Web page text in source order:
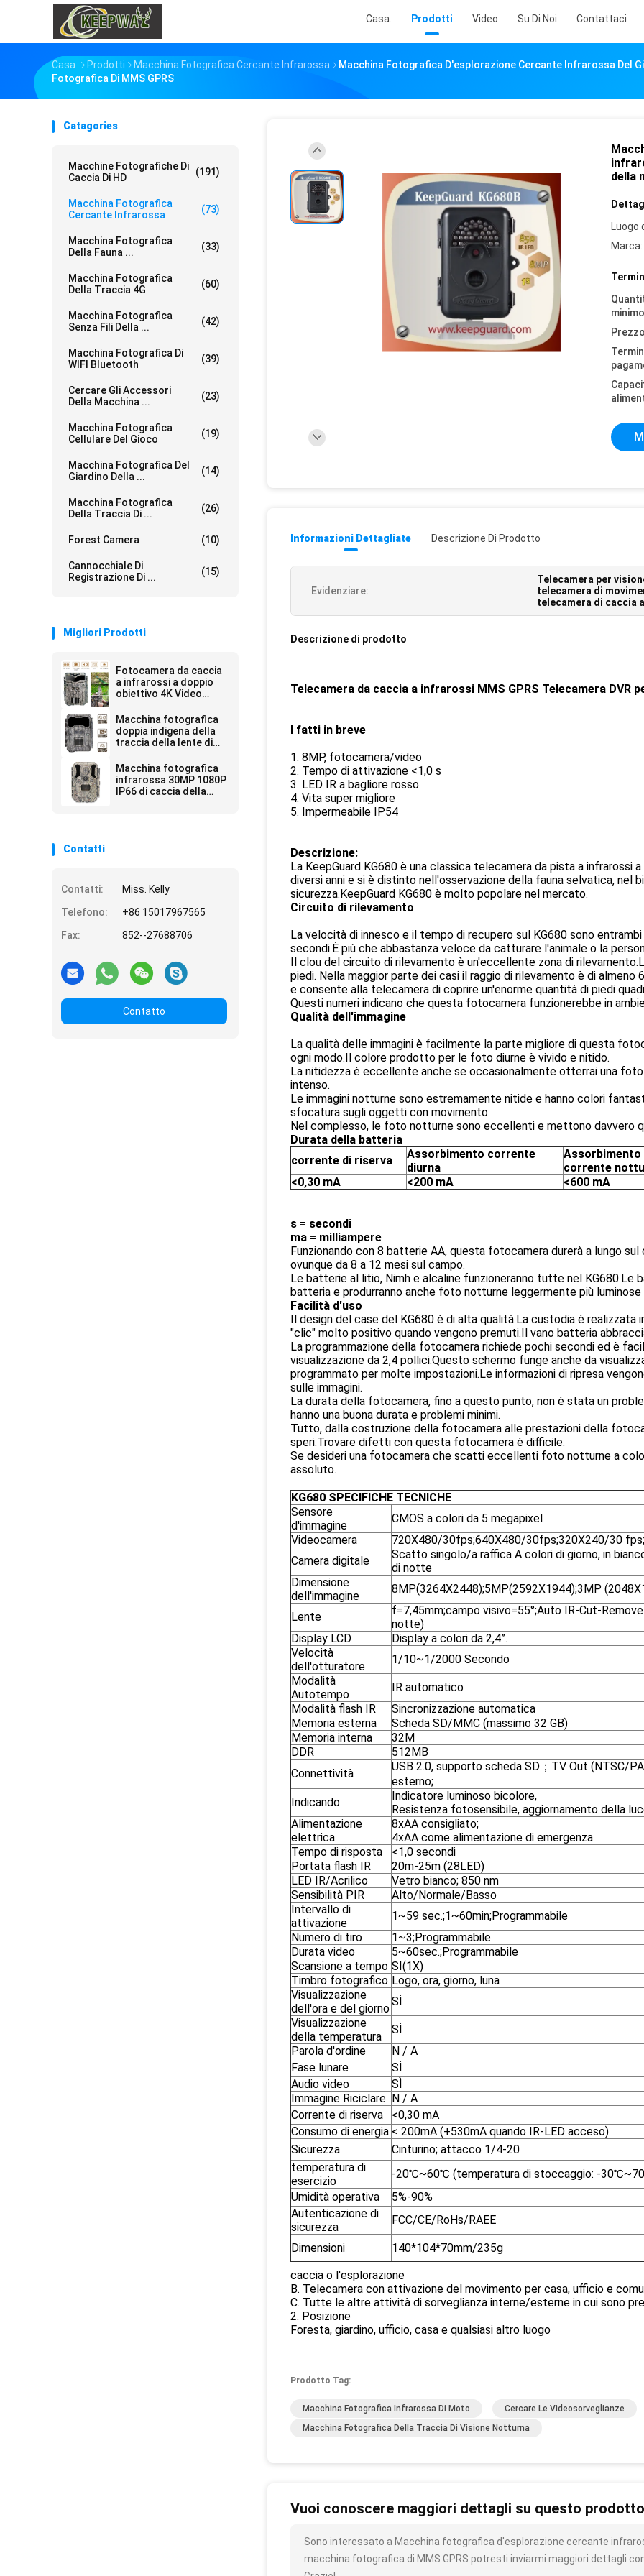
Casa. Prodotti Video Su Di Noi Contattaci
Casa Prodotti Macchina Fotografica Cercante Infrarossa
Macchina Fotografica D'esplorazione Cercante Infrarossa Del
Fotografica Di MMS GPRS
Catagories
Macchine Fotografiche Di
Caccia Di HD
(191)
Macchina Fotografica
Cercante Infrarossa
(73)
Macchina Fotografica
Della Fauna ...
(33)
Macchina Fotografica
Della Traccia 4G
(60)
Macchina Fotografica
Senza Fili Della ...
(42)
Macchina Fotografica Di
WIFI Bluetooth
(39)
Cercare Gli Accessori
Della Macchina ...
(23)
Macchina Fotografica
Cellulare Del Gioco
(19)
Macchina Fotografica Del
Giardino Della ...
(14)
Macchina Fotografica
Della Traccia Di ...
(26)
Forest Camera (10)
Cannocchiale Di
Registrazione Di ...
(15)
Migliori Prodotti
Fotocamera da caccia
a infrarossi a doppio
obiettivo 4K Video
Camera
Macchina fotografica
doppia indigena della
traccia della lente di
la macchina
fotografica della fauna
selvatica di visione
Macchina fotografica
infrarossa 30MP 1080P
IP66 di caccia della
Contatti
Contatti:
Miss. Kelly
Telefono:
+86 15017967565
Fax:
852--27688706
Contatto
della
Luogo
Marca:
Informazioni Dettagliate Descrizione Di Prodotto
Evidenziare:
Telecamera per
telecamera di
telecamera di caccia
Descrizione di prodotto
Telecamera da caccia a infrarossi MMS GPRS Telecamera DVR
I fatti in breve
1. 8MP, fotocamera/video
2. Tempo di attivazione <1,0 s
3. LED IR a bagliore rosso
4. Vita super migliore
5. Impermeabile IP54
Descrizione:
La KeepGuard KG680 è una classica telecamera da pista a infrarossi
diversi anni e si è distinto nell'osservazione della fauna selvatica, nel
sicurezza.KeepGuard KG680 è molto popolare nel mercato.
Circuito di rilevamento
La velocità di innesco e il tempo di recupero sul KG680 sono
secondi.È più che abbastanza veloce da catturare l'animale o la
Il clou del circuito di rilevamento è un'eccellente zona di
piedi. Nella maggior parte dei casi il raggio di rilevamento è di
e consente alla telecamera di coprire un'enorme quantità di piedi
Questi numeri indicano che questa fotocamera funzionerebbe in
Qualità dell'immagine
La qualità delle immagini è facilmente la parte migliore di questa
ogni modo.Il colore prodotto per le foto diurne è vivido e nitido.
La nitidezza è eccellente anche se occasionalmente otterrai una
intenso.
Le immagini notturne sono estremamente nitide e hanno colori
sfocatura sugli oggetti con movimento.
Nel complesso, le foto notturne sono eccellenti e mettono davvero
Durata della batteria
corrente di riserva
Assorbimento corrente
diurna
Assorbimento
corrente
<0,30 mA
<200 mA <600 mA
s = secondi
ma = milliampere
Funzionando con 8 batterie AA, questa fotocamera durerà a lungo
ovunque da 8 a 12 mesi sul campo.
Le batterie al litio, Nimh e alcaline funzioneranno tutte nel KG680.Le
batteria e produrranno anche foto notturne leggermente più
Facilità d'uso
Il design del case del KG680 è di alta qualità.La custodia è realizzata
"clic" molto positivo quando vengono premuti.Il vano batteria
La programmazione della fotocamera richiede pochi secondi ed è
visualizzazione da 2,4 pollici.Questo schermo funge anche da
programmato per molte impostazioni.Le informazioni di ripresa
sulle immagini.
La durata della fotocamera, fino a questo punto, non è stata un
hanno una buona durata e problemi minimi.
Tutto, dalla costruzione della fotocamera alle prestazioni della
speri.Trovare difetti con questa fotocamera è difficile.
Se desideri una fotocamera che scatti eccellenti foto notturne a
assoluto.
KG680 SPECIFICHE TECNICHE
Sensore
d'immagine
CMOS a colori da 5 megapixel
Videocamera
720X480/30fps;640X480/30fps;320X240/30 fps;
Camera digitale
Scatto singolo/a raffica A colori di giorno, in
di notte
Dimensione
dell'immagine
8MP(3264X2448);5MP(2592X1944);3MP
Lente
f=7,45mm;campo visivo=55°;Auto IR-Cut-
notte)
Display LCD
Display a colori da 2,4”.
Velocità
dell'otturatore
1/10~1/2000 Secondo
Modalità
Autotempo
IR automatico
Modalità flash IR
Sincronizzazione automatica
Memoria esterna
Scheda SD/MMC (massimo 32 GB)
Memoria interna
32M
DDR
512MB
Connettività
USB 2.0, supporto scheda SD；TV Out (NTSC/
esterno;
Indicando
Indicatore luminoso bicolore,
Resistenza fotosensibile, aggiornamento della
Alimentazione
elettrica
8xAA consigliato;
4xAA come alimentazione di emergenza
Tempo di risposta
<1,0 secondi
Portata flash IR
20m-25m (28LED)
LED IR/Acrilico
Vetro bianco; 850 nm
Sensibilità PIR
Alto/Normale/Basso
Intervallo di
attivazione
1~59 sec.;1~60min;Programmabile
Numero di tiro
1~3;Programmabile
Durata video
5~60sec.;Programmabile
Scansione a tempo SI(1X)
Timbro fotografico Logo, ora, giorno, luna
Visualizzazione
dell'ora e del giorno
SÌ
Visualizzazione
della temperatura
SÌ
Parola d'ordine
N / A
Fase lunare
SÌ
Audio video
SÌ
Immagine Riciclare N / A
Corrente di riserva
<0,30 mA
Consumo di energia < 200mA (+530mA quando IR-LED acceso)
Sicurezza
Cinturino; attacco 1/4-20
temperatura di
esercizio
-20℃~60℃ (temperatura di stoccaggio: -
Umidità operativa
5%-90%
Autenticazione di
sicurezza
FCC/CE/RoHs/RAEE
Dimensioni 140*104*70mm/235g
caccia o l'esplorazione
B. Telecamera con attivazione del movimento per casa, ufficio e
C. Tutte le altre attività di sorveglianza interne/esterne in cui sono
2. Posizione
Foresta, giardino, ufficio, casa e qualsiasi altro luogo
Prodotto Tag:
Macchina Fotografica Infrarossa Di Moto
Cercare Le Videosorveglianze
Macchina Fotografica Della Traccia Di Visione Notturna
Vuoi conoscere maggiori dettagli su questo prodotto
Sono interessato a Macchina fotografica d'esplorazione cercante
macchina fotografica di MMS GPRS potresti inviarmi maggiori dettagli